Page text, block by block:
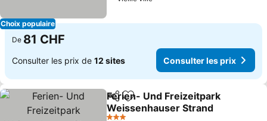
Choix populaire
De 81 CHF
Consulter les prix de 12 sites Consulter les prix
PartagerAjouter à mes favoris
Ferien- Und Freizeitpark
Weissenhauser Strand